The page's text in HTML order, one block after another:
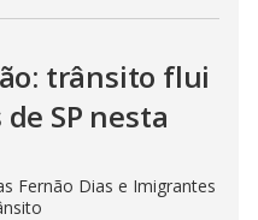
trânsito flui
SP nesta
Fernão Dias e Imigrantes